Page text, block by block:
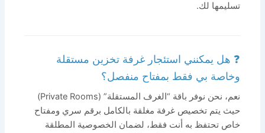
تسليمها لك.
❓ هل يمكنني استئجار غرفة تخزين مستقلة
وخاصة بي فقط بمفتاح منفصل؟
نعم، نحن نوفر باقة “الغرف المستقلة” (Private Rooms)
حيث يتم تخصيص غرفة مغلقة بالكامل برقم سري ومفتاح
خاص تحتفظ به أنت فقط، لضمان الخصوصية المطلقة